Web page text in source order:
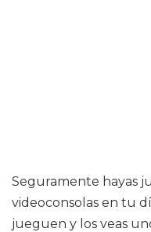
Seguramente hayas
videoconsolas en tu
jueguen y los veas